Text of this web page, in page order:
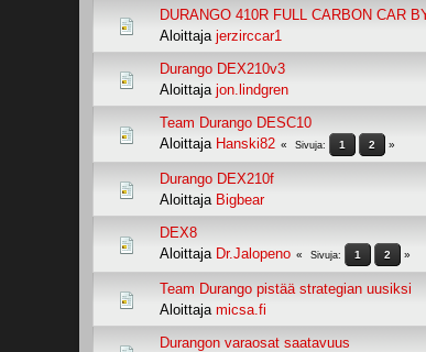
DURANGO 410R FULL CARBON CAR
Aloittaja jerzirccar1
Durango DEX210v3
Aloittaja jon.lindgren
Team Durango DESC10
Aloittaja Hanski82 Sivuja 1 2
Durango DEX210f
Aloittaja Bigbear
DEX8
Aloittaja Dr.Jalopeno Sivuja 1 2
Team Durango pistää strategian uusiksi
Aloittaja micsa.fi
Durangon varaosat saatavuus